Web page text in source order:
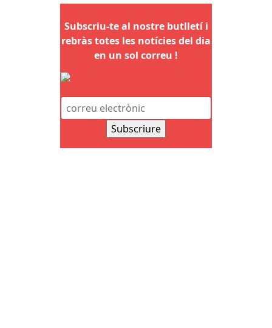
Subscriu-te al nostre butlletí i
rebràs totes les notícies del dia
en un sol correu !